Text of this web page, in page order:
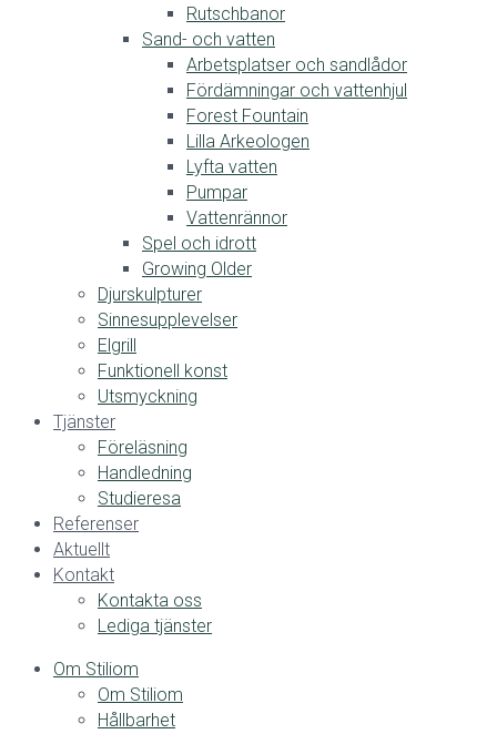
Rutschbanor
Sand- och vatten
Arbetsplatser och sandlådor
Fördämningar och vattenhjul
Forest Fountain
Lilla Arkeologen
Lyfta vatten
Pumpar
Vattenrännor
Spel och idrott
Growing Older
Djurskulpturer
Sinnesupplevelser
Elgrill
Funktionell konst
Utsmyckning
Tjänster
Föreläsning
Handledning
Studieresa
Referenser
Aktuellt
Kontakt
Kontakta oss
Lediga tjänster
Om Stiliom
Om Stiliom
Hållbarhet